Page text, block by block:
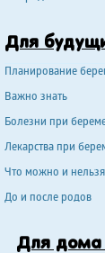
Для
Планирование
Важно знать
Болезни при
Лекарства при
Что можно и
До и после родов
Для дома